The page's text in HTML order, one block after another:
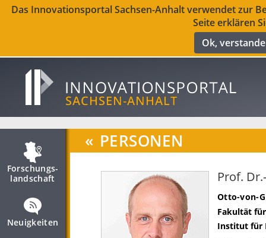
Das Innovationsportal Sachsen-Anhalt verwendet zur
Seite erklären
Ok,
Forschungs­
landschaft
Neuigkeiten
« PERSONEN
Prof.
Otto-von-
Fakultät
Institut für